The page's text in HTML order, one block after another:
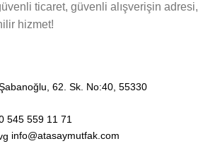
ticaret, güvenli alışverişin adresi,
hizmet!
62. Sk. No:40, 55330
545 559 11 71
info@atasaymutfak.com